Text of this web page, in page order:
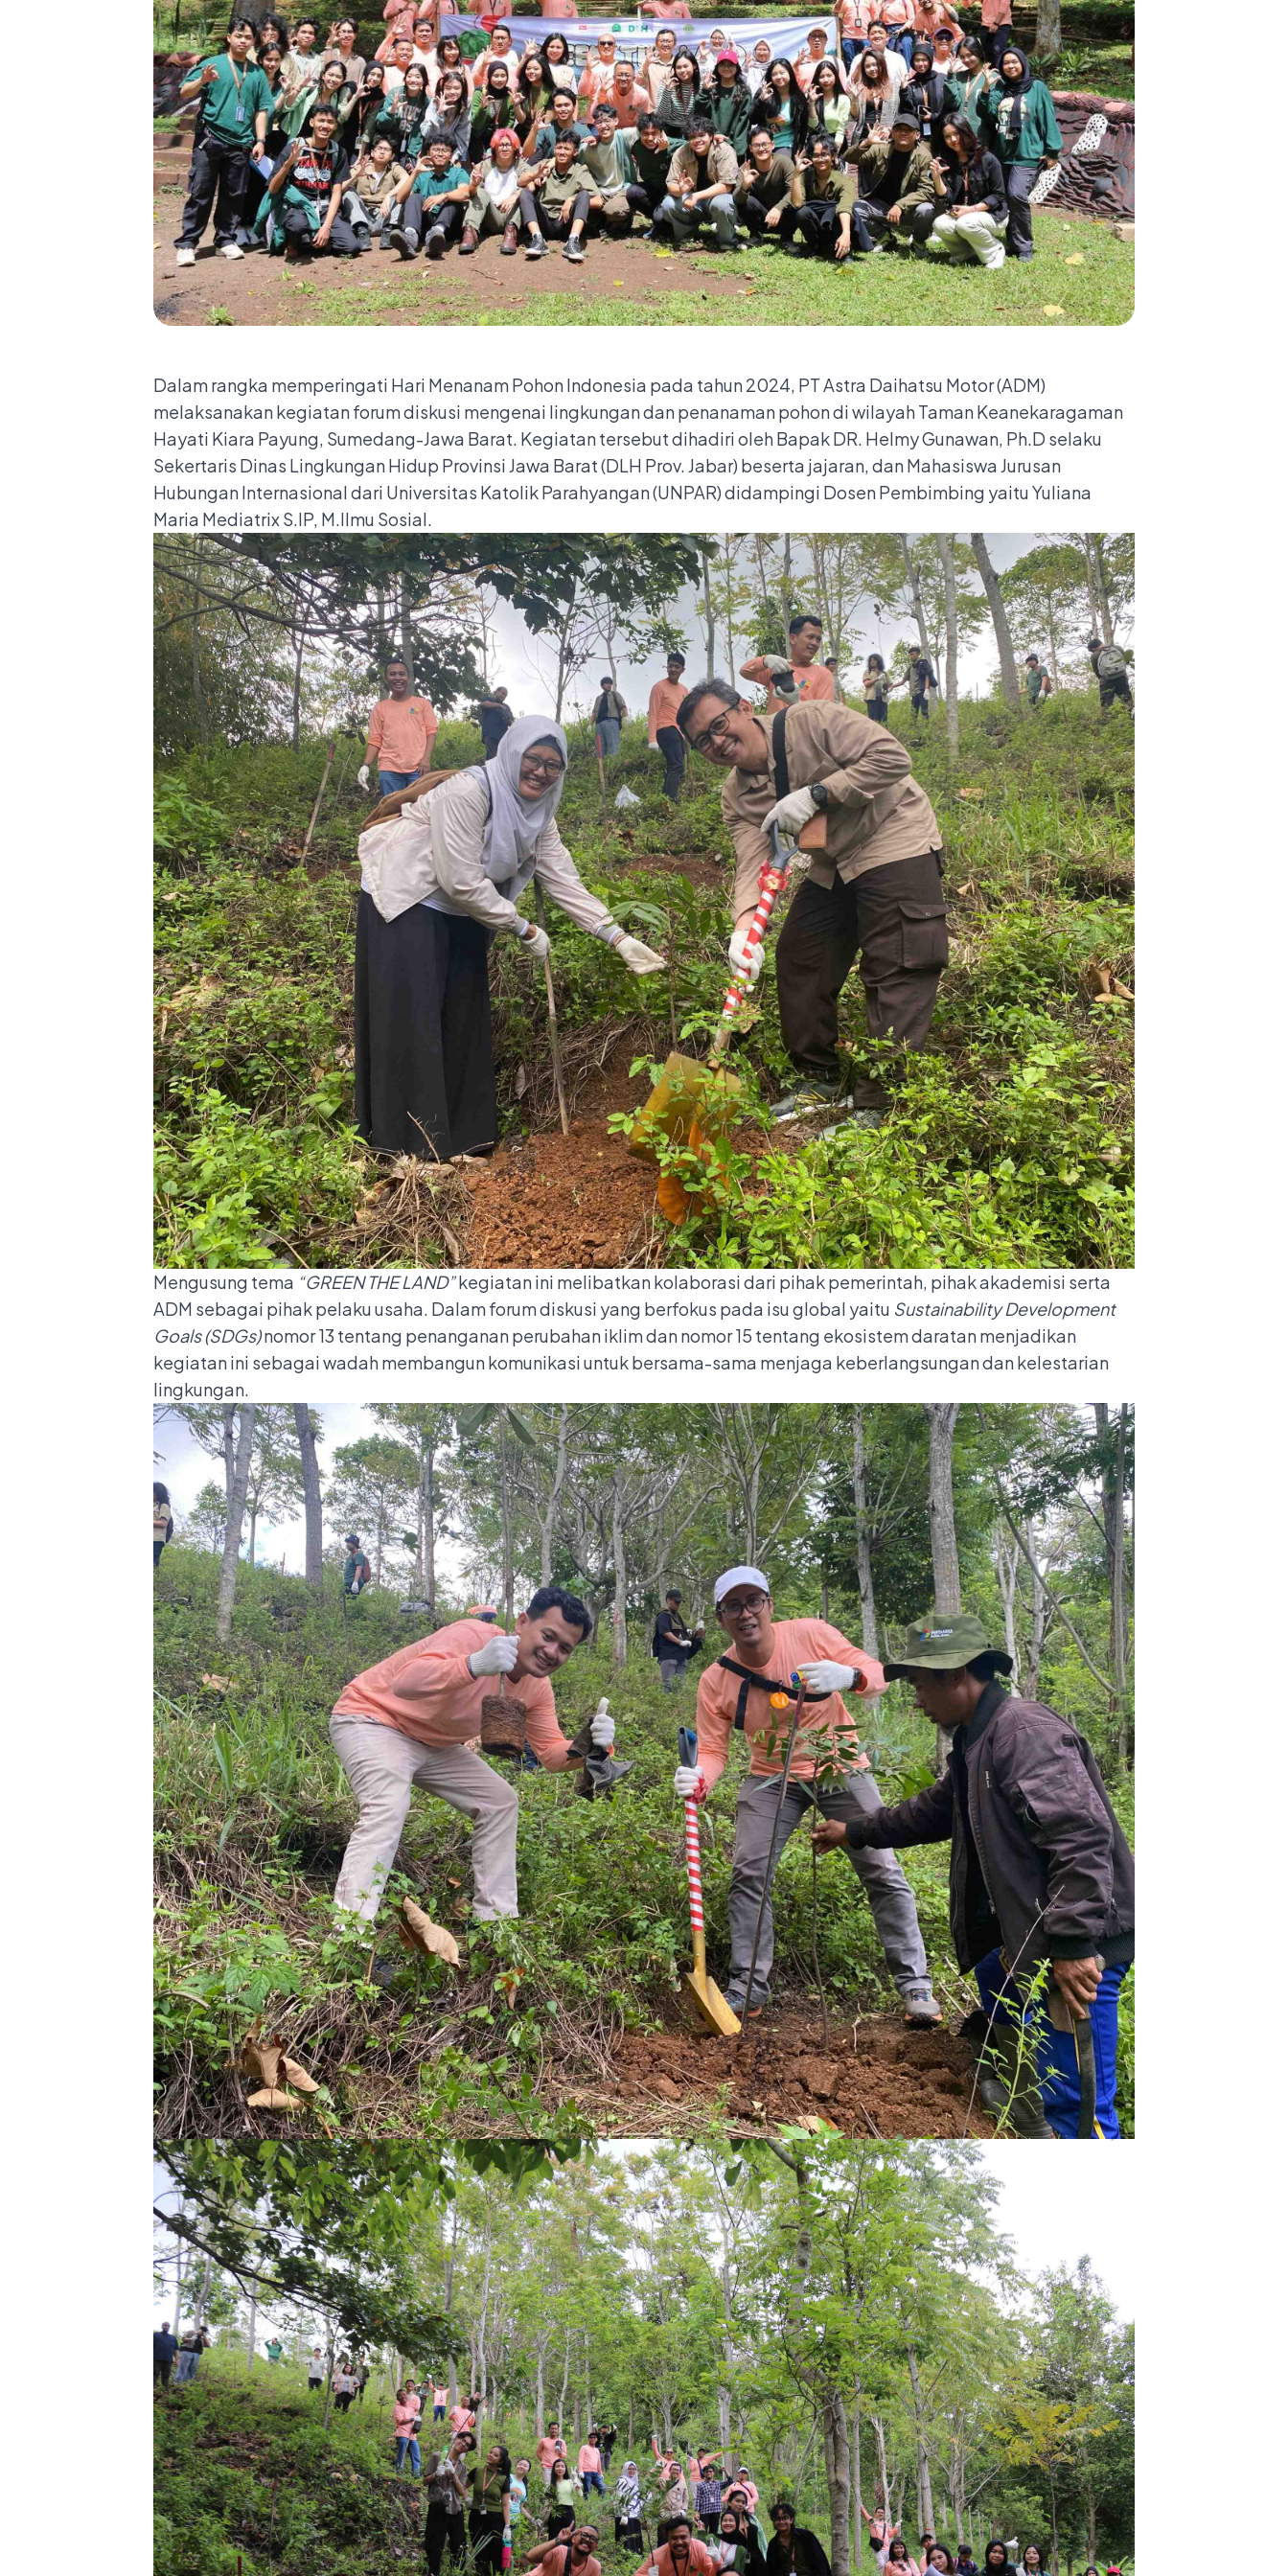
Dalam rangka memperingati Hari Menanam Pohon Indonesia pada tahun 2024, PT Astra Daihatsu Motor (ADM)
melaksanakan kegiatan forum diskusi mengenai lingkungan dan penanaman pohon di wilayah Taman Keanekaragaman
Hayati Kiara Payung, Sumedang-Jawa Barat. Kegiatan tersebut dihadiri oleh Bapak DR. Helmy Gunawan, Ph.D selaku
Sekertaris Dinas Lingkungan Hidup Provinsi Jawa Barat (DLH Prov. Jabar) beserta jajaran, dan Mahasiswa Jurusan
Hubungan Internasional dari Universitas Katolik Parahyangan (UNPAR) didampingi Dosen Pembimbing yaitu Yuliana
Maria Mediatrix S.IP, M.Ilmu Sosial.
Mengusung tema “GREEN THE LAND”kegiatan ini melibatkan kolaborasi dari pihak pemerintah, pihak akademisi serta
ADM sebagai pihak pelaku usaha. Dalam forum diskusi yang berfokus pada isu global yaitu Sustainability Development
Goals (SDGs)nomor 13 tentang penanganan perubahan iklim dan nomor 15 tentang ekosistem daratan menjadikan
kegiatan ini sebagai wadah membangun komunikasi untuk bersama-sama menjaga keberlangsungan dan kelestarian
lingkungan.